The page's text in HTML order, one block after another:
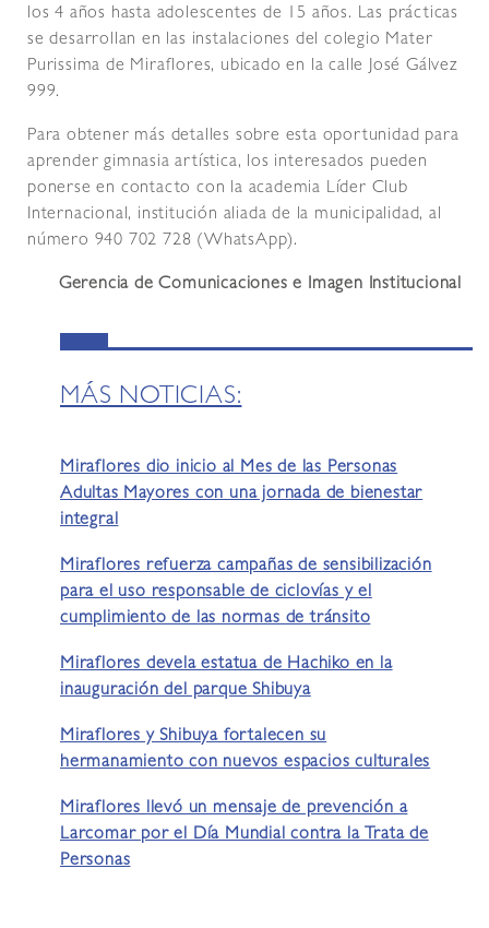
los 4 años hasta adolescentes de 15 años. Las prácticas
se desarrollan en las instalaciones del colegio Mater
Purissima de Miraflores, ubicado en la calle José Gálvez
999.
Para obtener más detalles sobre esta oportunidad para
aprender gimnasia artística, los interesados pueden
ponerse en contacto con la academia Líder Club
Internacional, institución aliada de la municipalidad, al
número 940 702 728 (WhatsApp).
Gerencia de Comunicaciones e Imagen Institucional
MÁS NOTICIAS:
Miraflores dio inicio al Mes de las Personas
Adultas Mayores con una jornada de bienestar
integral
Miraflores refuerza campañas de sensibilización
para el uso responsable de ciclovías y el
cumplimiento de las normas de tránsito
Miraflores devela estatua de Hachiko en la
inauguración del parque Shibuya
Miraflores y Shibuya fortalecen su
hermanamiento con nuevos espacios culturales
Miraflores llevó un mensaje de prevención a
Larcomar por el Día Mundial contra la Trata de
Personas